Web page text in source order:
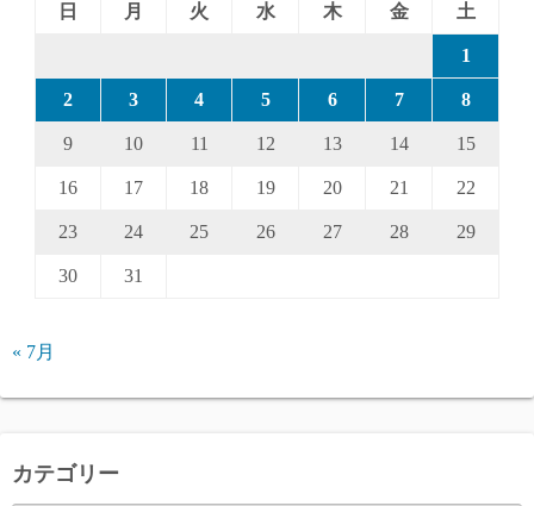
日
月 火 水 木 金 土
1
2 3 4 5 6 7 8
9 10 11 12 13 14 15
16 17 18 19 20 21 22
23 24 25 26 27 28 29
30 31
« 7月
カテゴリー